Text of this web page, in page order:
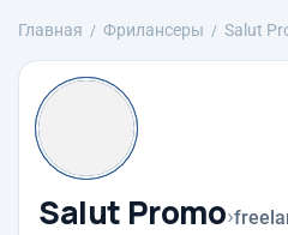
Главная Фрилансеры Salut
Salut Promo›